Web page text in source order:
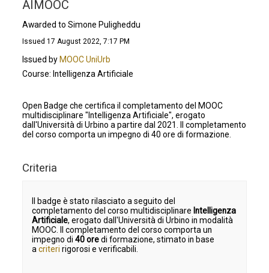
AIMOOC
Awarded to Simone Puligheddu
Issued 17 August 2022, 7:17 PM
Issued by MOOC UniUrb
Course: Intelligenza Artificiale
Open Badge che certifica il completamento del MOOC
multidisciplinare "Intelligenza Artificiale", erogato
dall'Università di Urbino a partire dal 2021. Il completamento
del corso comporta un impegno di 40 ore di formazione.
Criteria
Il badge è stato rilasciato a seguito del
completamento del corso multidisciplinare Intelligenza
Artificiale, erogato dall'Università di Urbino in modalità
MOOC. Il completamento del corso comporta un
impegno di40 oredi formazione, stimato in base
acriteri rigorosi e verificabili.